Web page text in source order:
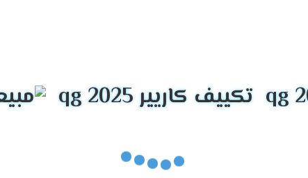
تكييفات كاريير اوبتى ماكس 2026
تكييف كاريير qg 2025